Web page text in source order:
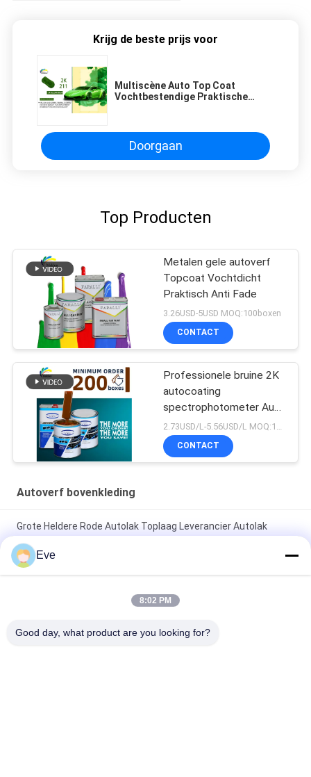
Krijg de beste prijs voor
Multiscène Auto Top Coat
Vochtbestendige Praktische
Doorgaan
Top Producten
Metalen gele autoverf
Topcoat Vochtdicht
Praktisch Anti Fade
3.26USD-5USD MOQ:100boxen
CONTACT
Professionele bruine 2K
autocoating
spectrophotometer Auto
Refinish Repair Fabrikant
Automotive Auto Verf
CONTACT
Autoverf bovenkleding
Grote Heldere Rode Autolak Toplaag Leverancier Autolak
Autolak Spuitverf
Niet-giftige, hittebestendige, briljant rode autolak,
bescherming Autoverfleverancier Automotive Refinish verf
Eve
8:02 PM
Good day, what product are you looking for?